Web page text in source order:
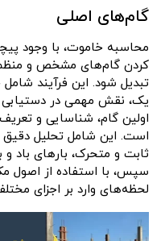
گام‌های اصلی
محاسبه خاموت، با وجود
کردن گام‌های مشخص و منظم،
تبدیل شود. این فرآیند
یک، نقش مهمی در دستیابی
اولین گام، شناسایی و
است. این شامل تحلیل دقیق
ثابت و متحرک، بارهای باد
سپس، با استفاده از اصول
لحظه‌های وارد بر اجزای